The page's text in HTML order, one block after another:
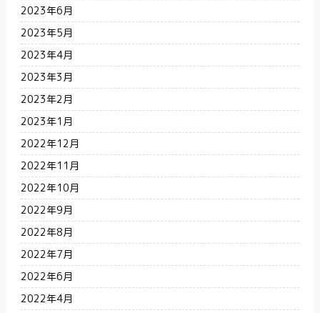
2023年6月
2023年5月
2023年4月
2023年3月
2023年2月
2023年1月
2022年12月
2022年11月
2022年10月
2022年9月
2022年8月
2022年7月
2022年6月
2022年4月